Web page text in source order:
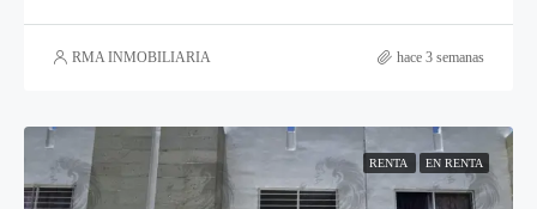
RMA INMOBILIARIA hace 3 semanas
RENTA EN RENTA